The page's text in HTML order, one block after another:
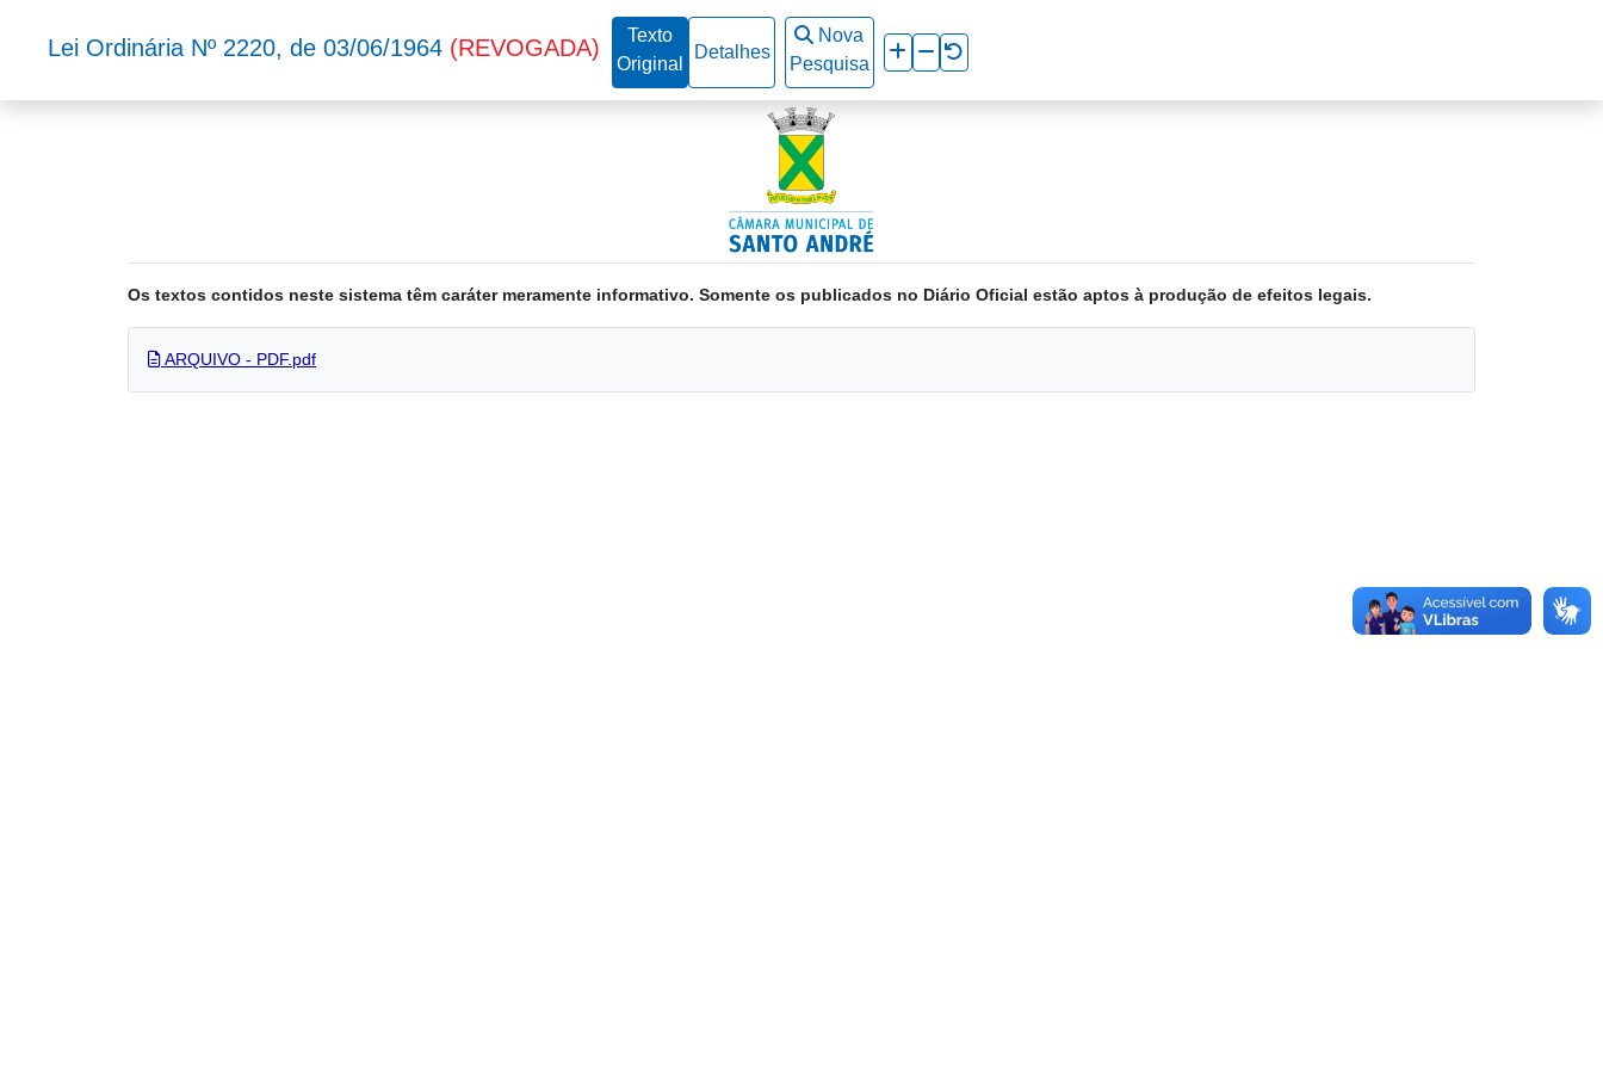
Os textos contidos neste sistema têm caráter meramente informativo. Somente os publicados no Diário Oficial estão aptos à produção de efeitos legais.
Lei Ordinária Nº 2220, de 03/06/1964 (REVOGADA)
Texto
Original
Detalhes
Nova
Pesquisa
ARQUIVO - PDF.pdf